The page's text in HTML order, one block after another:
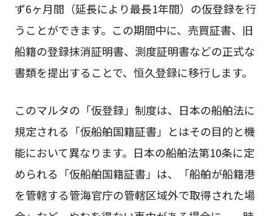
ず6ヶ月間（延長により最長1年間）の仮登録を行
うことができます。この期間中に、売買証書、旧
船籍の登録抹消証明書、測度証明書などの正式な
書類を提出することで、恒久登録に移行します。
このマルタの「仮登録」制度は、日本の船舶法に
規定される「仮船舶国籍証書」とはその目的と機
能において異なります。日本の船舶法第10条に定
められる「仮船舶国籍証書」は、「船舶が船籍港
を管轄する管海官庁の管轄区域外で取得された場